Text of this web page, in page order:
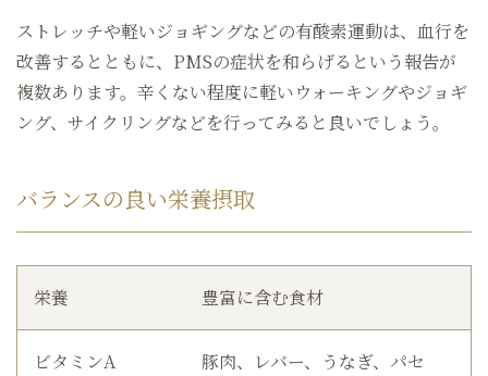
ストレッチや軽いジョギングなどの有酸素運動は、血行を
改善するとともに、PMSの症状を和らげるという報告が
複数あります。辛くない程度に軽いウォーキングやジョギ
ング、サイクリングなどを行ってみると良いでしょう。
バランスの良い栄養摂取
栄養 豊富に含む食材
ビタミンA
豚肉、レバー、うなぎ、パセ